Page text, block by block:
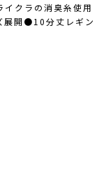
クラの消臭糸使用
展開●10分丈レギン